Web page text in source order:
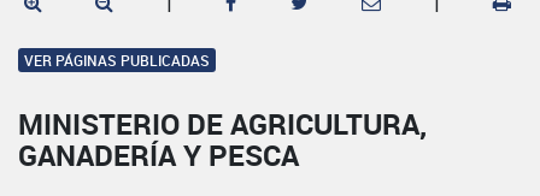
VER PÁGINAS PUBLICADAS
MINISTERIO DE AGRICULTURA,
GANADERÍA Y PESCA